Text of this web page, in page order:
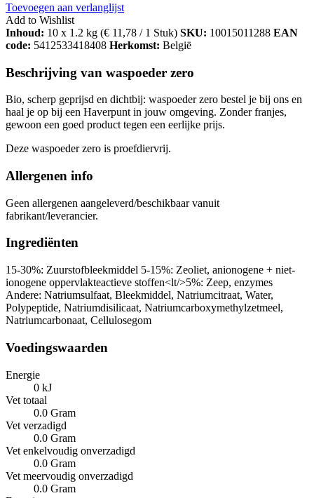
Toevoegen aan verlanglijst
Add to Wishlist
Inhoud: 10 x 1.2 kg (€ 11,78 / 1 Stuk) SKU: 10015011288 EAN
code: 5412533418408 Herkomst: België
Beschrijving van waspoeder zero
Bio, scherp geprijsd en dichtbij: waspoeder zero bestel je bij ons en
haal je op bij een Haverpunt in jouw omgeving. Zonder franjes,
gewoon een goed product tegen een eerlijke prijs.
Deze waspoeder zero is proefdiervrij.
Allergenen info
Geen allergenen aangeleverd/beschikbaar vanuit
fabrikant/leverancier.
Ingrediënten
15-30%: Zuurstofbleekmiddel 5-15%: Zeoliet, anionogene + niet-
ionogene oppervlakteactieve stoffen<lt/>5%: Zeep, enzymes
Andere: Natriumsulfaat, Bleekmiddel, Natriumcitraat, Water,
Polypeptide, Natriumdisilicaat, Natriumcarboxymethylzetmeel,
Natriumcarbonaat, Cellulosegom
Voedingswaarden
Energie
0 kJ
Vet totaal
0.0 Gram
Vet verzadigd
0.0 Gram
Vet enkelvoudig onverzadigd
0.0 Gram
Vet meervoudig onverzadigd
0.0 Gram